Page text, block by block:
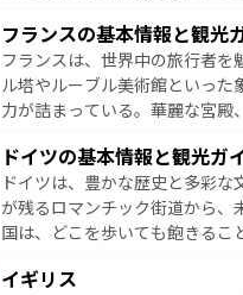
ら、地方では古代ローマ遺跡や
せる。地方によって風土や気候が
新着のスペイン情報はコンテン
フランスの基本情報と観光
フランスは、世界中の旅行者
ル塔やルーブル美術館といっ
力が詰まっている。華麗な宮殿
無形文化遺産にも登録されてい
いラベンダー畑など、多彩な
り、どの街角にも豊かな歴史と
ドイツの基本情報と観光ガ
ドイツは、豊かな歴史と多彩
が残るロマンチック街道から、
国は、どこを歩いても飽きる
ら地元の人と過ごす楽しい時間は、お
イギリス